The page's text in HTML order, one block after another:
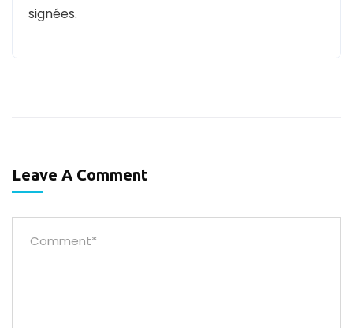
signées.
Leave A Comment